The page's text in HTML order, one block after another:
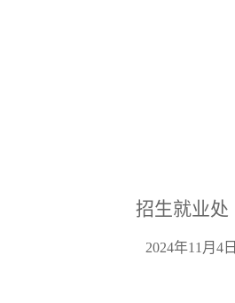
招生就业处
2024年11月4日